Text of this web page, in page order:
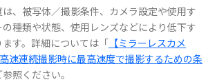
、被写体／撮影条件、カメラ設定や使用す
種類や状態、使用レンズなどにより低下す
す。詳細については「 【ミラーレスカメ
速連続撮影時に最高速度で撮影するための条
参照ください。